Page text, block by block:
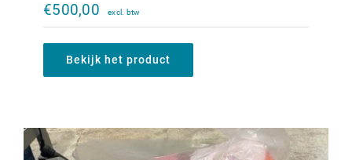
€500,00
Bekijk het product
€20,00